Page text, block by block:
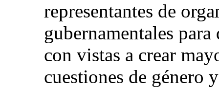
representantes de
gubernamentales
con vistas a crear
cuestiones de género